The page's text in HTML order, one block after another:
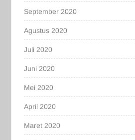
September 2020
Agustus 2020
Juli 2020
Juni 2020
Mei 2020
April 2020
Maret 2020